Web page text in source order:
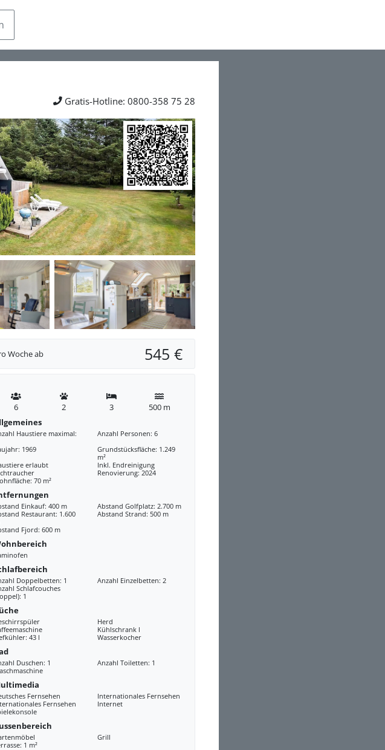
Gratis-Hotline: 0800-358 75 28
Woche ab 545 €
6 2 3
500 m
Haustiere maximal:
Anzahl Personen: 6
1969
Grundstücksfläche: 1.249
m²
erlaubt
Inkl. Endreinigung
Renovierung: 2024
70 m²
Einkauf: 400 m
Abstand Golfplatz: 2.700 m
Restaurant: 1.600
Abstand Strand: 500 m
Fjord: 600 m
Doppelbetten: 1
Anzahl Einzelbetten: 2
Schlafcouches
1
Herd
Kühlschrank l
43 l
Wasserkocher
Duschen: 1
Anzahl Toiletten: 1
Fernsehen
Internationales Fernsehen
Fernsehen
Internet
Grill
1 m²